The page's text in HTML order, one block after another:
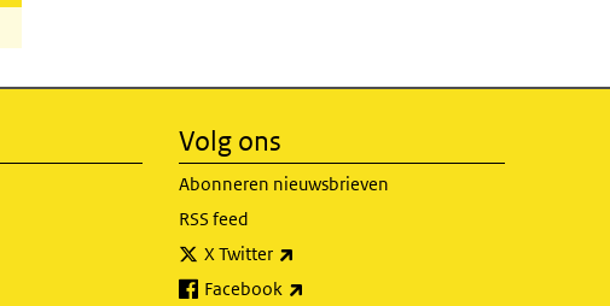
Volg ons
Abonneren nieuwsbrieven
RSS feed
X Twitter
Facebook